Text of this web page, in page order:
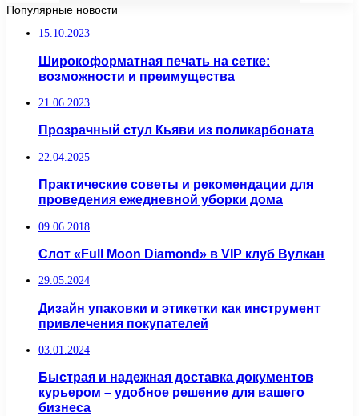
Популярные новости
15.10.2023
Широкоформатная печать на сетке:
возможности и преимущества
21.06.2023
Прозрачный стул Кьяви из поликарбоната
22.04.2025
Практические советы и рекомендации для
проведения ежедневной уборки дома
09.06.2018
Слот «Full Moon Diamond» в VIP клуб Вулкан
29.05.2024
Дизайн упаковки и этикетки как инструмент
привлечения покупателей
03.01.2024
Быстрая и надежная доставка документов
курьером – удобное решение для вашего
бизнеса